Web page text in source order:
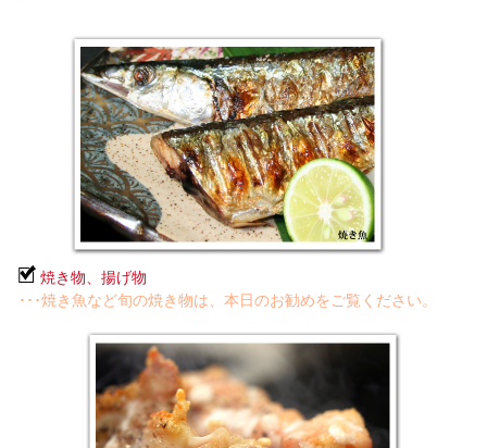
焼き物、揚げ物
･･･焼き魚など旬の焼き物は、本日のお勧めをご覧ください。